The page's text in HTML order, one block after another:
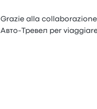
Grazie alla
Авто-Тревел per